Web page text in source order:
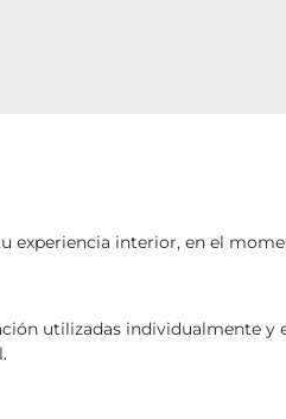
experiencia interior, en el
utilizadas individualmente y
.